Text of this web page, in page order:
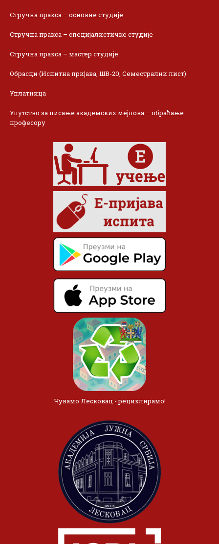
Стручна пракса – основне студије
Стручна пракса – специјалистичке студије
Стручна пракса – мастер студије
Обрасци (Испитна пријава, ШВ-20, Семестрални лист)
Уплатница
Упутство за писање академских мејлова – обраћање
професору
Чувамо Лесковац - рециклирамо!